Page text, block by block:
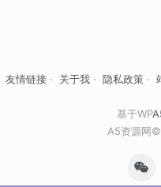
友情链接 · 关于我 · 隐私政策 ·
基于WP
A5资源网